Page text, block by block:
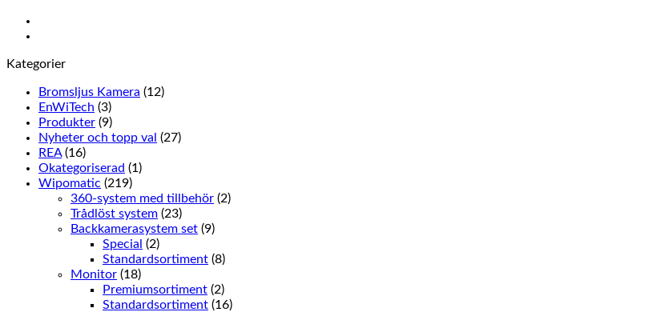
dubbla
linser
visir
Kategorier
Bromsljus Kamera (12)
EnWiTech (3)
Produkter (9)
Nyheter och topp val (27)
REA (16)
Okategoriserad (1)
Wipomatic (219)
360-system med tillbehör (2)
Trådlöst system (23)
Backkamerasystem set (9)
Special (2)
Standardsortiment (8)
Monitor (18)
Premiumsortiment (2)
Standardsortiment (16)